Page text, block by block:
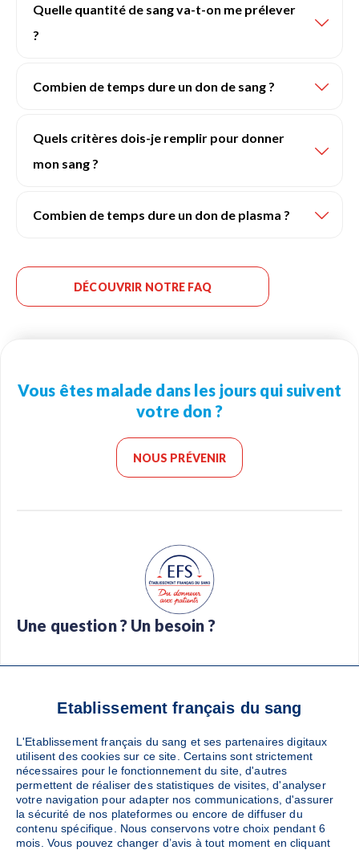
Quelle quantité de sang va-t-on me prélever
?
Combien de temps dure un don de sang ?
Quels critères dois-je remplir pour donner
mon sang ?
Combien de temps dure un don de plasma ?
DÉCOUVRIR NOTRE FAQ
Vous êtes malade dans les jours qui suivent
votre don ?
NOUS PRÉVENIR
Une question ? Un besoin ?
Téléchargez l’app Don de sang
Suivez-nous :
Etablissement français du sang
L'Etablissement français du sang et ses partenaires digitaux
utilisent des cookies sur ce site. Certains sont strictement
nécessaires pour le fonctionnement du site, d'autres
permettent de réaliser des statistiques de visites, d'analyser
votre navigation pour adapter nos communications, d'assurer
la sécurité de nos plateformes ou encore de diffuser du
contenu spécifique. Nous conservons votre choix pendant 6
mois. Vous pouvez changer d’avis à tout moment en cliquant